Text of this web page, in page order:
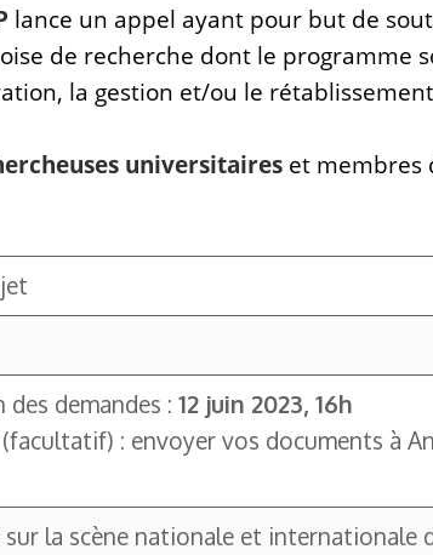
lance un appel ayant pour but de
de recherche dont le programme
la gestion et/ou le
universitaires et membres
demandes : 12 juin 2023, 16h
(facultatif) : envoyer vos documents à
la scène nationale et internationale